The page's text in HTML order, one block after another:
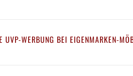
UVP-WERBUNG BEI EIGENMARKEN-